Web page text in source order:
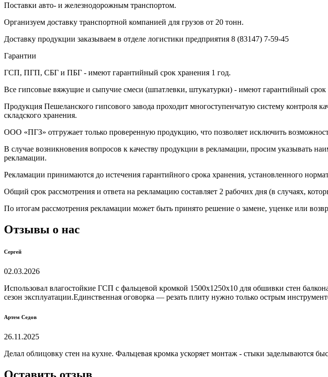
Поставки авто- и железнодорожным транспортом.
Организуем доставку транспортной компанией для грузов от 20 тонн.
Доставку продукции заказываем в отделе логистики предприятия 8 (83147) 7-59-45
Гарантии
ГСП, ПГП, СБГ и ПБГ - имеют гарантийный срок хранения 1 год.
Все гипсовые вяжущие и сыпучие смеси (шпатлевки, штукатурки) - имеют гарантийный срок
Продукция Пешеланского гипсового завода проходит многоступенчатую систему контроля
складского хранения.
ООО «ПГЗ» отгружает только проверенную продукцию, что позволяет исключить
В случае возникновения вопросов к качеству продукции в рекламации, просим указывать
рекламации.
Рекламации принимаются до истечения гарантийного срока хранения, установленного
Общий срок рассмотрения и ответа на рекламацию составляет 2 рабочих дня (в случаях,
По итогам рассмотрения рекламации может быть принято решение о замене, уценке или
Отзывы о нас
Сергей
02.03.2026
Использовал влагостойкие ГСП с фальцевой кромкой 1500х1250х10 для обшивки стен
сезон эксплуатации.Единственная оговорка — резать плиту нужно только острым
Артем Седов
26.11.2025
Делал облицовку стен на кухне. Фальцевая кромка ускоряет монтаж - стыки заделываются
Оставить отзыв